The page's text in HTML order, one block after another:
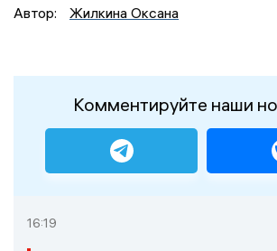
Автор: Жилкина Оксана
Комментируйте наши
16:19